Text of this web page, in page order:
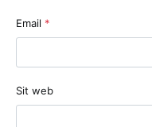
Email *
Sit web